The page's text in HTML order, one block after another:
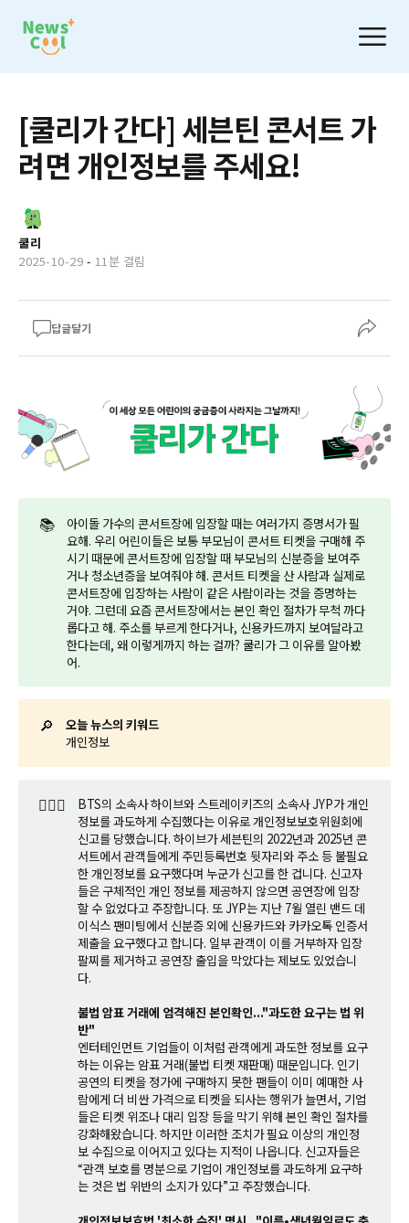
[쿨리가 간다] 세븐틴 콘서트 가
려면 개인정보를 주세요!
쿨리
2025-10-29 - 11분 걸림
답글달기
📚
아이돌 가수의 콘서트장에 입장할 때는 여러가지 증명서가 필
요해. 우리 어린이들은 보통 부모님이 콘서트 티켓을 구매해 주
시기 때문에 콘서트장에 입장할 때 부모님의 신분증을 보여주
거나 청소년증을 보여줘야 해. 콘서트 티켓을 산 사람과 실제로
콘서트장에 입장하는 사람이 같은 사람이라는 것을 증명하는
거야. 그런데 요즘 콘서트장에서는 본인 확인 절차가 무척 까다
롭다고 해. 주소를 부르게 한다거나, 신용카드까지 보여달라고
한다는데, 왜 이렇게까지 하는 걸까? 쿨리가 그 이유를 알아봤
어.
🔎
오늘 뉴스의 키워드
개인정보
🤷🏼‍♂️
BTS의 소속사 하이브와 스트레이키즈의 소속사 JYP가 개인
정보를 과도하게 수집했다는 이유로 개인정보보호위원회에
신고를 당했습니다. 하이브가 세븐틴의 2022년과 2025년 콘
서트에서 관객들에게 주민등록번호 뒷자리와 주소 등 불필요
한 개인정보를 요구했다며 누군가 신고를 한 겁니다. 신고자
들은 구체적인 개인 정보를 제공하지 않으면 공연장에 입장
할 수 없었다고 주장합니다. 또 JYP는 지난 7월 열린 밴드 데
이식스 팬미팅에서 신분증 외에 신용카드와 카카오톡 인증서
제출을 요구했다고 합니다. 일부 관객이 이를 거부하자 입장
팔찌를 제거하고 공연장 출입을 막았다는 제보도 있었습니
다.
불법 암표 거래에 엄격해진 본인확인..."과도한 요구는 법 위
반"
엔터테인먼트 기업들이 이처럼 관객에게 과도한 정보를 요구
하는 이유는 암표 거래(불법 티켓 재판매) 때문입니다. 인기
공연의 티켓을 정가에 구매하지 못한 팬들이 이미 예매한 사
람에게 더 비싼 가격으로 티켓을 되사는 행위가 늘면서, 기업
들은 티켓 위조나 대리 입장 등을 막기 위해 본인 확인 절차를
강화해왔습니다. 하지만 이러한 조치가 필요 이상의 개인정
보 수집으로 이어지고 있다는 지적이 나옵니다. 신고자들은
“관객 보호를 명분으로 기업이 개인정보를 과도하게 요구하
는 것은 법 위반의 소지가 있다”고 주장했습니다.